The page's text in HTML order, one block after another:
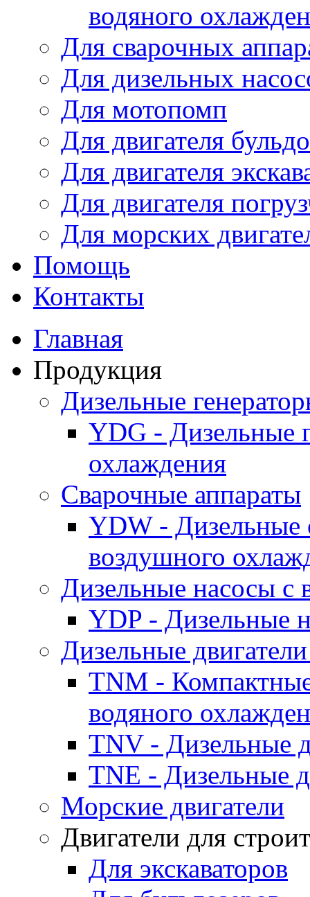
водяного
Для сварочных
Для дизельных
Для мотопомп
Для двигателя
Для двигателя
Для двигателя
Для морских
Помощь
Контакты
Главная
Продукция
Дизельные
YDG - Дизельные
охлаждения
Cварочные аппараты
YDW - Дизельные
воздушного
Дизельные насосы
YDP - Дизельные
Дизельные
TNM -
водяного
TNV - Дизельные
TNE - Дизельные
Морские двигатели
Двигатели для
Для экскаваторов